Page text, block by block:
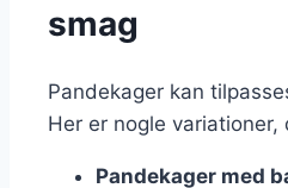
smag
Pandekager kan
Her er nogle variationer,
Pandekager med